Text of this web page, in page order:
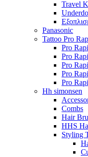
Travel
Panasonic
Tattoo Pro
Pro
Pro
Pro
Pro
Pro
Hh simonsen
Combs
Hair
HHS
Styling